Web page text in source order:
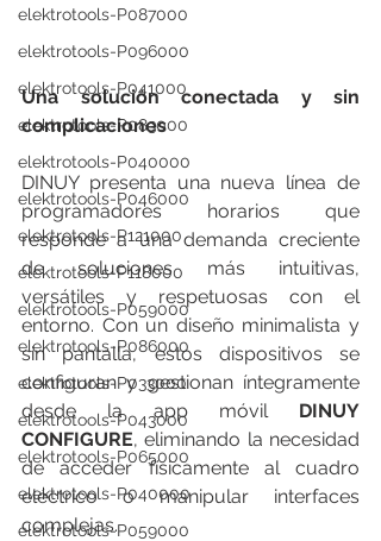
elektrotools-P087000
elektrotools-P096000
elektrotools-P041000
elektrotools-P083000
elektrotools-P040000
elektrotools-P046000
elektrotools-P121000
elektrotools-P118000
elektrotools-P059000
elektrotools-P086000
elektrotools-P033000
elektrotools-P043000
elektrotools-P065000
elektrotools-P040000
elektrotools-P059000
Una solución conectada y sin
complicaciones
DINUY presenta una nueva línea de
programadores horarios que
responde a una demanda creciente
de soluciones más intuitivas,
versátiles y respetuosas con el
entorno. Con un diseño minimalista y
sin pantalla, estos dispositivos se
configuran y gestionan íntegramente
desde la app móvil DINUY
CONFIGURE, eliminando la necesidad
de acceder físicamente al cuadro
eléctrico o manipular interfaces
complejas.